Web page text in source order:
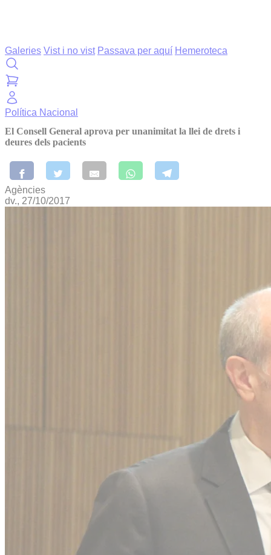
Galeries Vist i no vist Passava per aquí Hemeroteca
Política Nacional
El Consell General aprova per unanimitat la llei de drets i
deures dels pacients
Agències
dv., 27/10/2017